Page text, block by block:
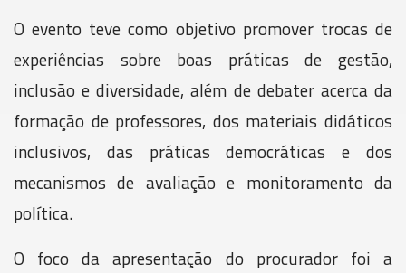
O evento teve como objetivo promover trocas de
experiências sobre boas práticas de gestão,
inclusão e diversidade, além de debater acerca da
formação de professores, dos materiais didáticos
inclusivos, das práticas democráticas e dos
mecanismos de avaliação e monitoramento da
política.
O foco da apresentação do procurador foi a